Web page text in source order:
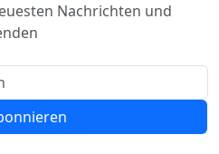
Nachrichten und